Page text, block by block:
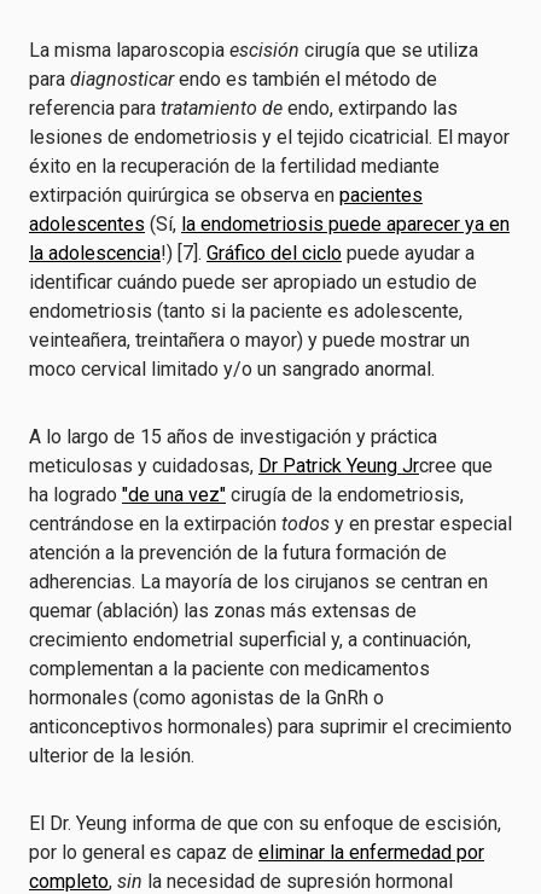
La misma laparoscopia escisión cirugía que se utiliza
para diagnosticarendo es también el método de
referencia para tratamiento de endo, extirpando las
lesiones de endometriosis y el tejido cicatricial. El mayor
éxito en la recuperación de la fertilidad mediante
extirpación quirúrgica se observa en pacientes
adolescentes (Sí, la endometriosis puede aparecer ya en
la adolescencia!) [7]. Gráfico del ciclo puede ayudar a
identificar cuándo puede ser apropiado un estudio de
endometriosis (tanto si la paciente es adolescente,
veinteañera, treintañera o mayor) y puede mostrar un
moco cervical limitado y/o un sangrado anormal.
A lo largo de 15 años de investigación y práctica
meticulosas y cuidadosas, Dr Patrick Yeung Jrcree que
ha logrado "de una vez" cirugía de la endometriosis,
centrándose en la extirpación todos y en prestar especial
atención a la prevención de la futura formación de
adherencias. La mayoría de los cirujanos se centran en
quemar (ablación) las zonas más extensas de
crecimiento endometrial superficial y, a continuación,
complementan a la paciente con medicamentos
hormonales (como agonistas de la GnRh o
anticonceptivos hormonales) para suprimir el crecimiento
ulterior de la lesión.
El Dr. Yeung informa de que con su enfoque de escisión,
por lo general es capaz de eliminar la enfermedad por
completo, sin la necesidad de supresión hormonal